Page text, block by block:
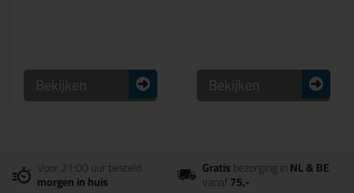
Bekijken Bekijken
Voor 21:00 uur besteld
morgen in huis
Gratisbezorging inNL & BE
vanaf75,-